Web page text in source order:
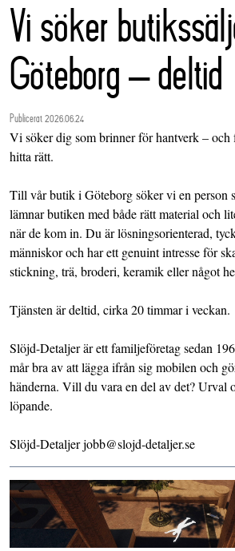
Vi söker
Göteborg – deltid
Publicerat 2026.06.24
Vi söker dig som brinner för hantverk – och
hitta rätt.
Till vår butik i Göteborg söker vi en person
lämnar butiken med både rätt material och
när de kom in. Du är lösningsorienterad,
människor och har ett genuint intresse för
stickning, trä, broderi, keramik eller något
Tjänsten är deltid, cirka 20 timmar i veckan.
Slöjd-Detaljer är ett familjeföretag sedan
mår bra av att lägga ifrån sig mobilen och
händerna. Vill du vara en del av det? Urval
löpande.
Slöjd-Detaljer jobb@slojd-detaljer.se